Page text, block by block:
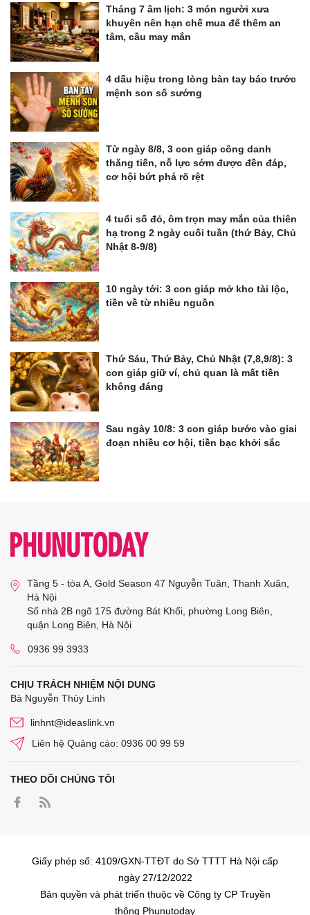
Tháng 7 âm lịch: 3 món người xưa
khuyên nên hạn chế mua để thêm an
tâm, cầu may mắn
4 dấu hiệu trong lòng bàn tay báo trước
mệnh son số sướng
Từ ngày 8/8, 3 con giáp công danh
thăng tiến, nỗ lực sớm được đền đáp,
cơ hội bứt phá rõ rệt
4 tuổi số đỏ, ôm trọn may mắn của thiên
hạ trong 2 ngày cuối tuần (thứ Bảy, Chủ
Nhật 8-9/8)
10 ngày tới: 3 con giáp mở kho tài lộc,
tiền về từ nhiều nguồn
Thứ Sáu, Thứ Bảy, Chủ Nhật (7,8,9/8): 3
con giáp giữ ví, chủ quan là mất tiền
không đáng
Sau ngày 10/8: 3 con giáp bước vào giai
đoạn nhiều cơ hội, tiền bạc khởi sắc
Tầng 5 - tòa A, Gold Season 47 Nguyễn Tuân, Thanh Xuân,
Hà Nội
Số nhà 2B ngõ 175 đường Bát Khối, phường Long Biên,
quận Long Biên, Hà Nội
0936 99 3933
CHỊU TRÁCH NHIỆM NỘI DUNG
Bà Nguyễn Thùy Linh
linhnt@ideaslink.vn
Liên hệ Quảng cáo: 0936 00 99 59
THEO DÕI CHÚNG TÔI
Giấy phép số: 4109/GXN-TTĐT do Sở TTTT Hà Nội cấp
ngày 27/12/2022
Bản quyền và phát triển thuộc về Công ty CP Truyền
thông Phunutoday